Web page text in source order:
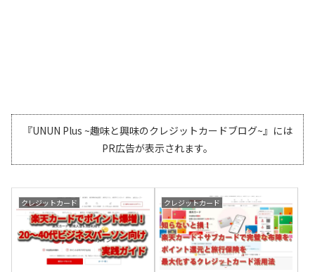
『UNUN Plus ~趣味と興味のクレジットカードブログ~』には
PR広告が表示されます。
クレジットカード クレジットカード